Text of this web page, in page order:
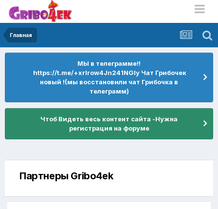
Главная
МЫ в телеграмме!!
https://t.me/+xrIrow4Jn241NGIy Чат Грибочек
новый !(мы восстановили чат Грибочка в
телеграмм)
Чтоб Видеть весь контент сайта -Нужна
регистрация на форуме
Партнеры Gribo4ek